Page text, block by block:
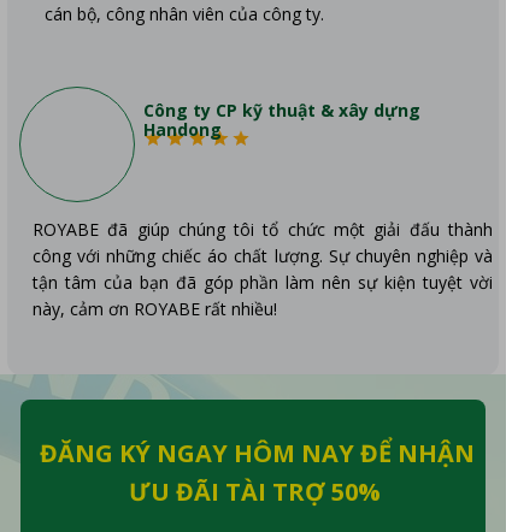
cán bộ, công nhân viên của công ty.
ROYABE đã giúp chúng tôi tổ chức một giải đấu thành
công với những chiếc áo chất lượng. Sự chuyên nghiệp và
tận tâm của bạn đã góp phần làm nên sự kiện tuyệt vời
này, cảm ơn ROYABE rất nhiều!
Công ty CP kỹ thuật & xây dựng
Handong
ĐĂNG KÝ NGAY HÔM NAY ĐỂ NHẬN
ƯU ĐÃI TÀI TRỢ 50%